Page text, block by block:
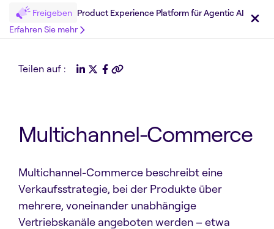
Freigeben Product Experience Platform für Agentic AI
Erfahren Sie mehr
Teilen auf :
Multichannel-Commerce
Multichannel-Commerce beschreibt eine
Verkaufsstrategie, bei der Produkte über
mehrere, voneinander unabhängige
Vertriebskanäle angeboten werden – etwa